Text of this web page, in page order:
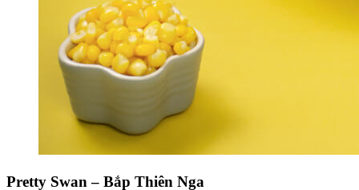
Pretty Swan – Bắp Thiên Nga